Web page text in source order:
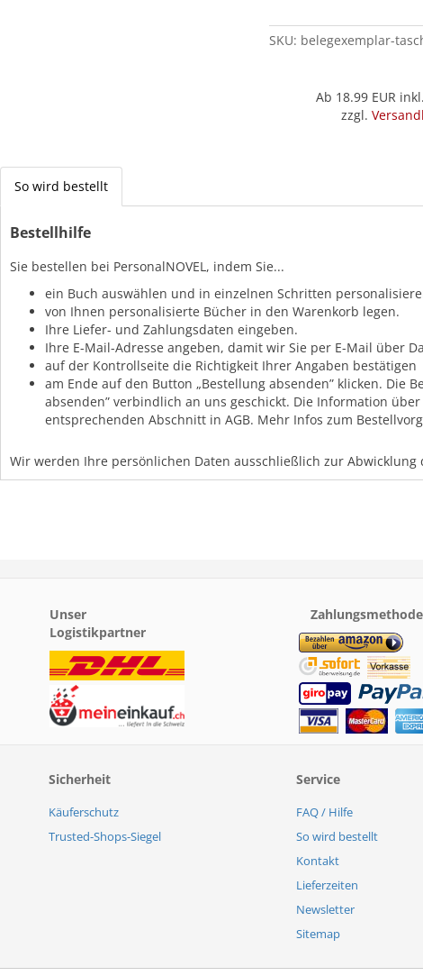
Bewaffnet
quantity
SKU: belegexemplar-
Ab 18.99 EUR
zzgl.
So wird bestellt
Bestellhilfe
Sie bestellen bei PersonalNOVEL, indem Sie...
ein Buch auswählen und in einzelnen Schritten
von Ihnen personalisierte Bücher in den Warenkorb legen.
Ihre Liefer- und Zahlungsdaten eingeben.
Ihre E-Mail-Adresse angeben, damit wir Sie per E-Mail über
auf der Kontrollseite die Richtigkeit Ihrer Angaben bestätigen
am Ende auf den Button „Bestellung absenden” klicken. Die
absenden” verbindlich an uns geschickt. Die Information
entsprechenden Abschnitt in AGB. Mehr Infos zum
Wir werden Ihre persönlichen Daten ausschließlich zur
Unser
Logistikpartner
Sicherheit
Käuferschutz
Trusted-Shops-Siegel
Service
FAQ / Hilfe
So wird bestellt
Kontakt
Lieferzeiten
Newsletter
Sitemap